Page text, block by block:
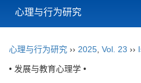
心理与行为研究
心理与行为研究 ›› 2025 Vol. 23 ››
• 发展与教育心理学 •